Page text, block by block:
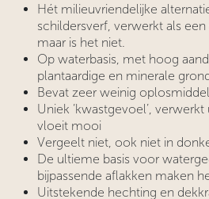
Hét milieuvriendelijke
schildersverf, verwerkt als
maar is het niet.
Op waterbasis, met hoog
plantaardige en minerale
Bevat zeer weinig
Uniek ‘kwastgevoel’,
vloeit mooi
Vergeelt niet, ook niet in
De ultieme basis voor
bijpassende aflakken maken
Uitstekende hechting en